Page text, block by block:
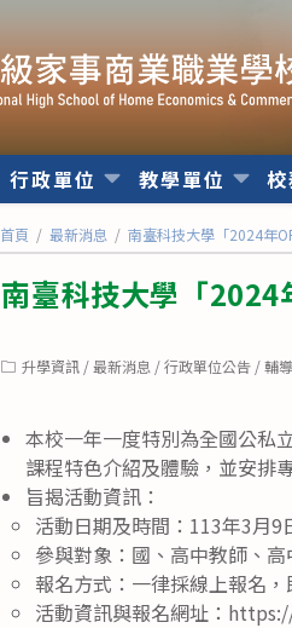
行政單位 教學單位
首頁 / 最新消息 / 南臺科技大學「2024年
南臺科技大學「2024
Post升學資訊 / 最新消息 / 行政單位公告 / 輔
本校一年一度特別為全國公私
課程特色介紹及體驗，並安排
旨揭活動資訊：
活動日期及時間：113年3月9
參與對象：國、高中教師、
報名方式：一律採線上報名
活動資訊與報名網址：